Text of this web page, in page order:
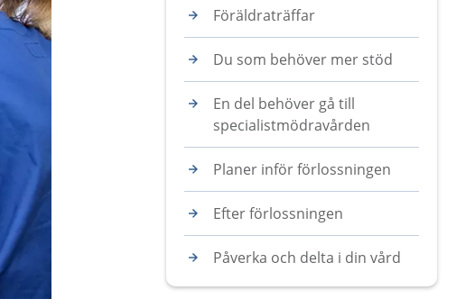
Föräldraträffar
Du som behöver mer stöd
En del behöver gå till
specialistmödravården
Planer inför förlossningen
Efter förlossningen
Påverka och delta i din vård